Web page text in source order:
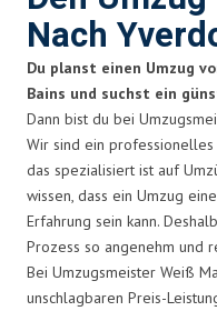
Nach
Du planst einen Umzug
Bains und suchst ein
Dann bist du bei
Wir sind ein
das spezialisiert ist auf
wissen, dass ein Umzug
Erfahrung sein kann.
Prozess so angenehm und
Bei Umzugsmeister Weiß
unschlagbaren Preis-